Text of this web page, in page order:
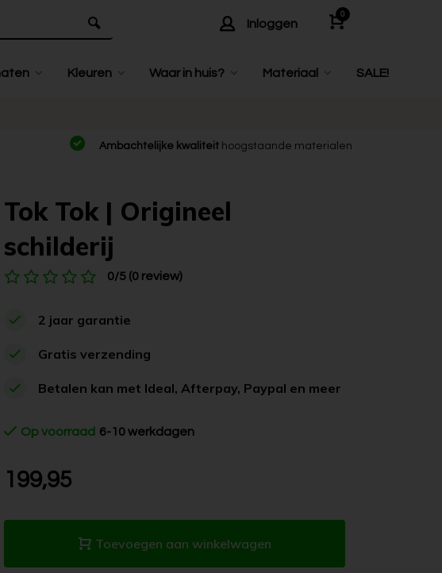
Inloggen
0
Kleuren Waar in huis? Materiaal SALE!
Ambachtelijke kwaliteit hoogstaande materialen
Tok Tok | Origineel
schilderij
0/5 (0 review)
2 jaar garantie
Gratis verzending
Betalen kan met Ideal, Afterpay, Paypal en meer
Op voorraad 6-10 werkdagen
199,95
Toevoegen aan winkelwagen